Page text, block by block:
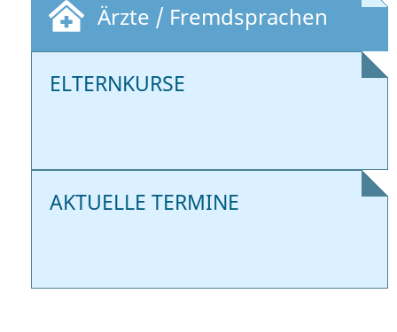
Ärzte / Fremdsprachen
ELTERNKURSE
AKTUELLE TERMINE